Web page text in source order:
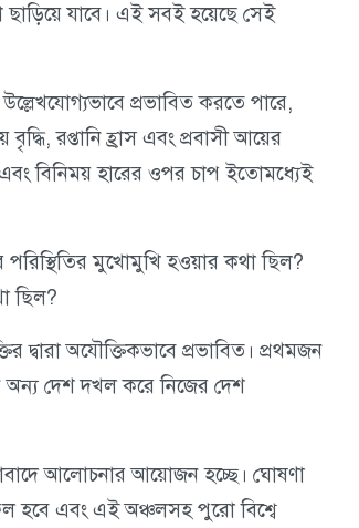
ছাড়িয়ে যাবে। এই সবই হয়েছে সেই
উল্লেখযোগ্যভাবে প্রভাবিত করতে পারে,
রপ্তানি হ্রাস এবং প্রবাসী আয়ের
বিনিময় হারের ওপর চাপ ইতোমধ্যেই
মুখোমুখি হওয়ার কথা ছিল?
ছিল?
দ্বারা অযৌক্তিকভাবে প্রভাবিত। প্রথমজন
অন্য দেশ দখল করে নিজের দেশ
আলোচনার আয়োজন হচ্ছে। ঘোষণা
এবং এই অঞ্চলসহ পুরো বিশ্বে